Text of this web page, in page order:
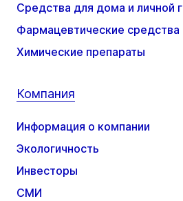
Средства для дома и личной
Фармацевтические средства
Химические препараты
Компания
Информация о компании
Экологичность
Инвесторы
СМИ